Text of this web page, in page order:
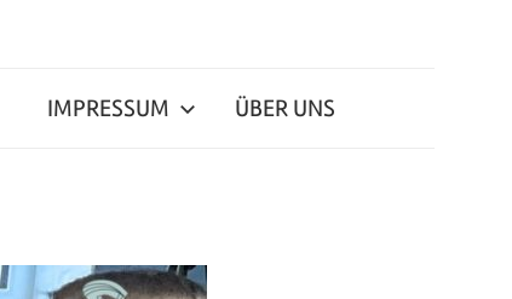
IMPRESSUM ÜBER UNS